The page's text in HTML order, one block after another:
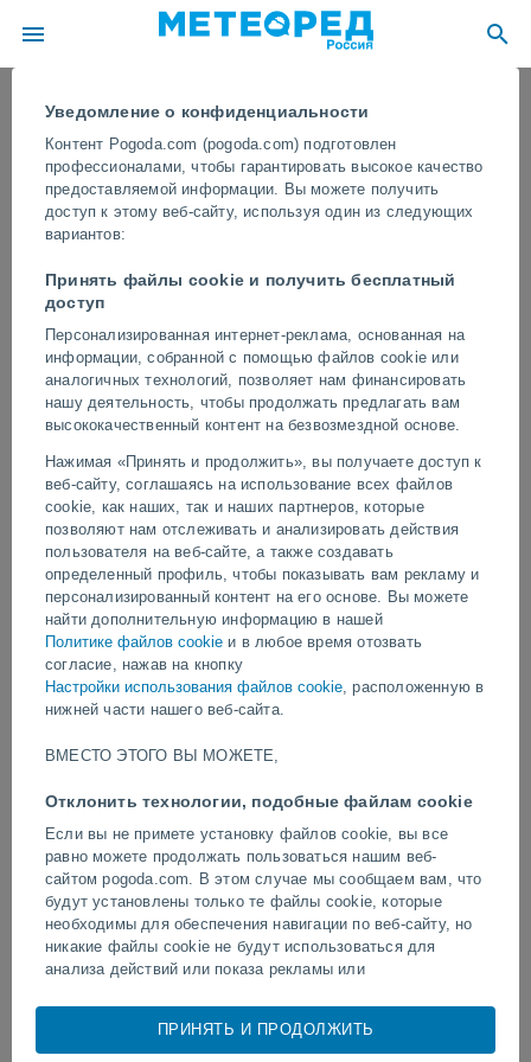
Уведомление о конфиденциальности
Контент Pogoda.com (pogoda.com) подготовлен
профессионалами, чтобы гарантировать высокое качество
предоставляемой информации. Вы можете получить
доступ к этому веб-сайту, используя один из следующих
вариантов:
Принять файлы cookie и получить бесплатный
доступ
Персонализированная интернет-реклама, основанная на
информации, собранной с помощью файлов cookie или
аналогичных технологий, позволяет нам финансировать
нашу деятельность, чтобы продолжать предлагать вам
высококачественный контент на безвозмездной основе.
Нажимая «Принять и продолжить», вы получаете доступ к
веб-сайту, соглашаясь на использование всех файлов
cookie, как наших, так и наших партнеров, которые
позволяют нам отслеживать и анализировать действия
пользователя на веб-сайте, а также создавать
определенный профиль, чтобы показывать вам рекламу и
персонализированный контент на его основе. Вы можете
найти дополнительную информацию в нашей
Политике файлов cookie и в любое время отозвать
согласие, нажав на кнопку
Настройки использования файлов cookie, расположенную в
нижней части нашего веб-сайта.
ВМЕСТО ЭТОГО ВЫ МОЖЕТЕ,
Отклонить технологии, подобные файлам cookie
Если вы не примете установку файлов cookie, вы все
равно можете продолжать пользоваться нашим веб-
сайтом pogoda.com. В этом случае мы сообщаем вам, что
будут установлены только те файлы cookie, которые
необходимы для обеспечения навигации по веб-сайту, но
никакие файлы cookie не будут использоваться для
анализа действий или показа рекламы или
Вы можете отказаться от установки cookie и
ПРИНЯТЬ И ПРОДОЛЖИТЬ
В середине мая мощная снежная
буря засыпала российский город
Ноябрьск
Всего за несколько часов выпало до полуметра снега, дули
сильные порывы ветра, а температура воздуха была типична
для арктической зимы.
видео
Торнадо и сильные ливни в
Пелотасе, Бразилия.
Удар молнии на
Наратхивате, Таиланд.
Следуйте за нами